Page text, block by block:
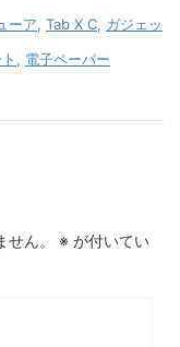
ーア Tab X C ガジェッ
電子ペーパー
ん。 ※ が付いてい